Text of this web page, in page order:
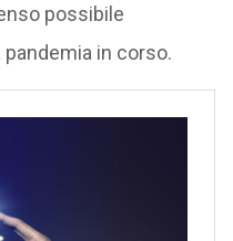
possibile
pandemia in corso.